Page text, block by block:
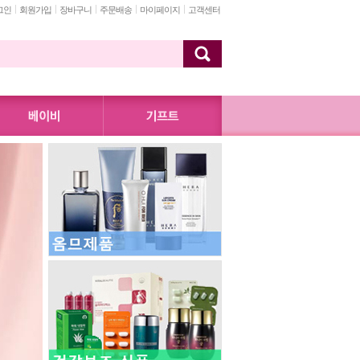
인 회원가입 장바구니 주문배송 마이페이지 고객센터